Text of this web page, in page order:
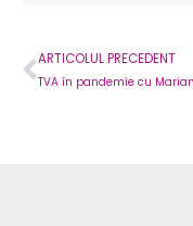
Prev
ARTICOLUL PRECEDENT